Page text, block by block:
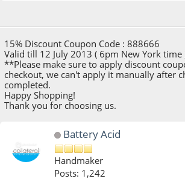
15% Discount Coupon Code : 888666
Valid till 12 July 2013 ( 6pm New York time
**Please make sure to apply discount
checkout, we can't apply it manually after
completed.
Happy Shopping!
Thank you for choosing us.
Battery Acid
Handmaker
Posts: 1,242